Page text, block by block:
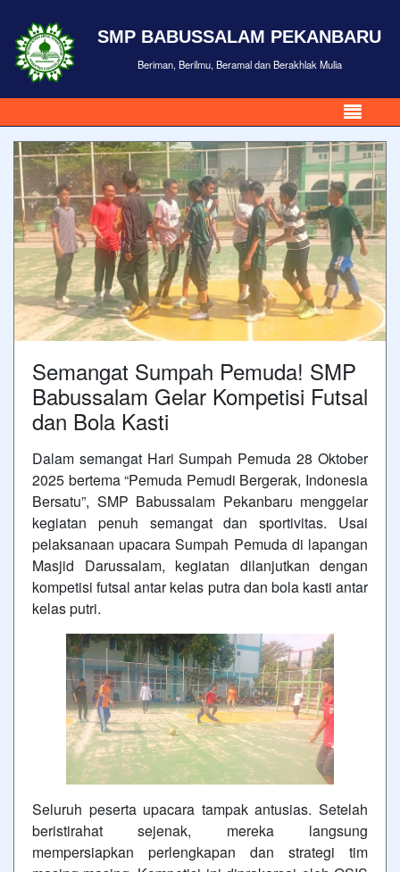
SMP BABUSSALAM PEKANBARU
Beriman, Berilmu, Beramal dan Berakhlak Mulia
Semangat Sumpah Pemuda! SMP
Babussalam Gelar Kompetisi Futsal
dan Bola Kasti
Dalam semangat Hari Sumpah Pemuda 28 Oktober
2025 bertema “Pemuda Pemudi Bergerak, Indonesia
Bersatu”, SMP Babussalam Pekanbaru menggelar
kegiatan penuh semangat dan sportivitas. Usai
pelaksanaan upacara Sumpah Pemuda di lapangan
Masjid Darussalam, kegiatan dilanjutkan dengan
kompetisi futsal antar kelas putra dan bola kasti antar
kelas putri.
Seluruh peserta upacara tampak antusias. Setelah
beristirahat sejenak, mereka langsung
mempersiapkan perlengkapan dan strategi tim